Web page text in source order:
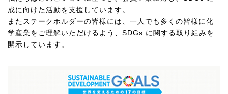
成に向けた活動を支援しています。
またステークホルダーの皆様には、一人でも多くの皆様に化
学産業をご理解いただけるよう、SDGs に関する取り組みを
開示しています。